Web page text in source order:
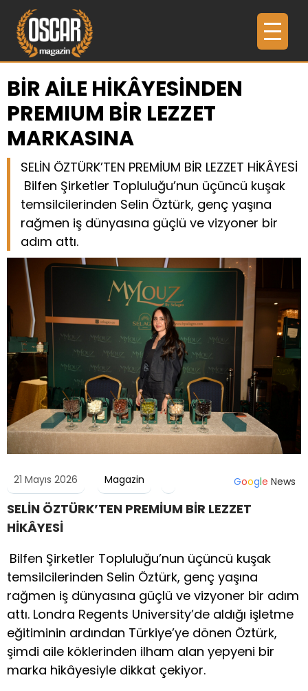
BİR AİLE HİKÂYESİNDEN
PREMIUM BİR LEZZET
MARKASINA
SELİN ÖZTÜRK’TEN PREMİUM BİR LEZZET HİKÂYESİ
Bilfen Şirketler Topluluğu’nun üçüncü kuşak
temsilcilerinden Selin Öztürk, genç yaşına
rağmen iş dünyasına güçlü ve vizyoner bir
adım attı.
21 Mayıs 2026 Magazin Google News
SELİN ÖZTÜRK’TEN PREMİUM BİR LEZZET
HİKÂYESİ
Bilfen Şirketler Topluluğu’nun üçüncü kuşak
temsilcilerinden Selin Öztürk, genç yaşına
rağmen iş dünyasına güçlü ve vizyoner bir adım
attı. Londra Regents University’de aldığı işletme
eğitiminin ardından Türkiye’ye dönen Öztürk,
şimdi aile köklerinden ilham alan yepyeni bir
marka hikâyesiyle dikkat çekiyor.